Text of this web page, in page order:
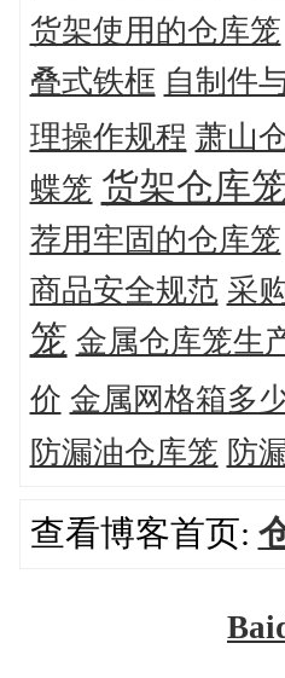
货架使用的仓库笼
叠式铁框 自制件
理操作规程 萧山
蝶笼 货架仓库
荐用牢固的仓库笼
商品安全规范 采
笼 金属仓库笼生
价 金属网格箱多
防漏油仓库笼 防
查看博客首页: